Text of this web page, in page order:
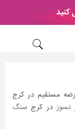
کنید
مستقیم در کرج
نسوز در کرج سنگ